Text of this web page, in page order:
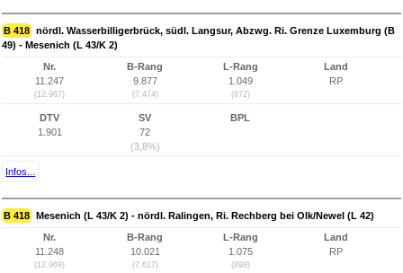
B 418 nördl. Wasserbilligerbrück, südl. Langsur, Abzwg. Ri. Grenze Luxemburg (B
49) - Mesenich (L 43/K 2)
Nr.
11.247
(12.967)
B-Rang
9.877
(7.474)
L-Rang
1.049
(872)
Land
RP
DTV
1.901
SV
72
(3,8%)
BPL
Infos...
B 418 Mesenich (L 43/K 2) - nördl. Ralingen, Ri. Rechberg bei Olk/Newel (L 42)
Nr.
11.248
(12.968)
B-Rang
10.021
(7.617)
L-Rang
1.075
(898)
Land
RP